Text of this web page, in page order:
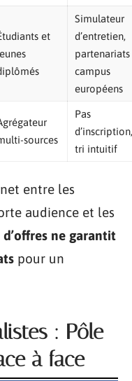
et
Simulateur
d’entretien,
partenariats
campus
européens
sources
Pas
d’inscription,
tri intuitif
entre les
audience et les
ne garantit
pour un
: Pôle
à face